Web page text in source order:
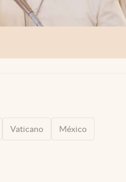
Vaticano México